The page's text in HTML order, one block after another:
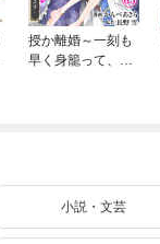
授か離婚～一刻も
早く身籠って、私
小説・文芸